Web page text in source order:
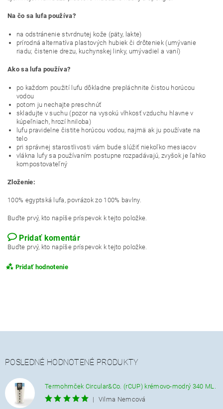
Na čo sa lufa používa?
na odstránenie stvrdnutej kože (päty, lakte)
prírodná alternatíva plastových hubiek či drôteniek (umývanie
riadu; čistenie drezu, kuchynskej linky, umývadiel a vaní)
Ako sa lufa používa?
po každom použití lufu dôkladne prepláchnite čistou horúcou
vodou
potom ju nechajte preschnúť
skladujte v suchu (pozor na vysokú vlhkosť vzduchu hlavne v
kúpeľniach, hrozí hniloba)
lufu pravidelne čistite horúcou vodou, najmä ak ju používate na
telo
pri správnej starostlivosti vám bude slúžiť niekoľko mesiacov
vlákna lufy sa používaním postupne rozpadávajú, zvyšok je ľahko
kompostovateľný
Zloženie:
100% egyptská lufa, povrázok zo 100% bavlny.
Buďte prvý, kto napíše príspevok k tejto položke.
Pridať komentár
Buďte prvý, kto napíše príspevok k tejto položke.
Pridať hodnotenie
POSLEDNÉ HODNOTENÉ PRODUKTY
Termohrnček Circular&Co. (rCUP) krémovo-modrý 340 ML.
|
Vilma Nemcová